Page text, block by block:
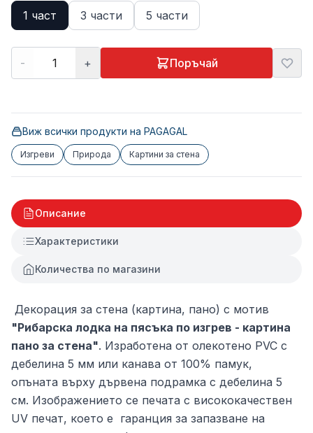
1 част 3 части 5 части
- + Поръчай
Виж всички продукти на PAGAGAL
Изгреви Природа Картини за стена
Описание
Характеристики
Количества по магазини
Декорация за стена (картина, пано) с мотив
"Рибарска лодка на пясъка по изгрев - картина
пано за стена". Изработена от олекотено PVC с
дебелина 5 мм или канава от 100% памук,
опъната върху дървена подрамка с дебелина 5
см. Изображението се печата с висококачествен
UV печат, което е гаранция за запазване на